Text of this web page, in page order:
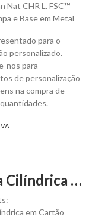
Nat CHR L. FSC™
e Base em Metal
para o
personalizado.
nos para
de personalização
na compra de
Caixa Cilíndrica em Cartão Boxie Can Nat CHR S para personalizar
em Cartão